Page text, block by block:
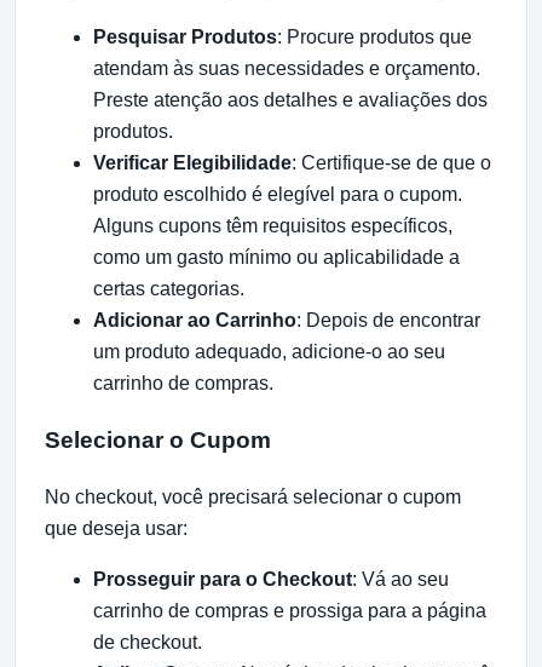
Pesquisar Produtos: Procure produtos que
atendam às suas necessidades e orçamento.
Preste atenção aos detalhes e avaliações dos
produtos.
Verificar Elegibilidade: Certifique-se de que o
produto escolhido é elegível para o cupom.
Alguns cupons têm requisitos específicos,
como um gasto mínimo ou aplicabilidade a
certas categorias.
Adicionar ao Carrinho: Depois de encontrar
um produto adequado, adicione-o ao seu
carrinho de compras.
Selecionar o Cupom
No checkout, você precisará selecionar o cupom
que deseja usar:
Prosseguir para o Checkout: Vá ao seu
carrinho de compras e prossiga para a página
de checkout.